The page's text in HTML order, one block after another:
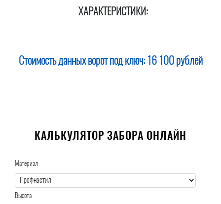
ХАРАКТЕРИСТИКИ:
Стоимость данных ворот под ключ: 16 100 рублей
КАЛЬКУЛЯТОР ЗАБОРА ОНЛАЙН
Материал
Высота